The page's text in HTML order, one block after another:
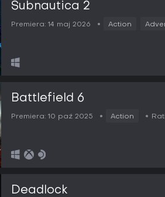
Subnautica 2
Premiera: 14 maj 2026 Action
Battlefield 6
Premiera: 10 paź 2025 Action
Deadlock